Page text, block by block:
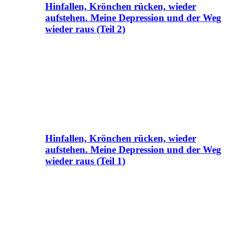
Hinfallen, Krönchen rücken, wieder
aufstehen. Meine Depression und der Weg
wieder raus (Teil 2)
Hinfallen, Krönchen rücken, wieder
aufstehen. Meine Depression und der Weg
wieder raus (Teil 1)